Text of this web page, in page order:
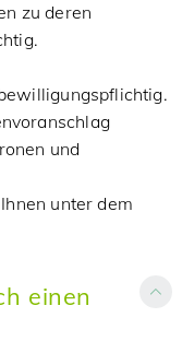
zu deren
und
unter dem
einen